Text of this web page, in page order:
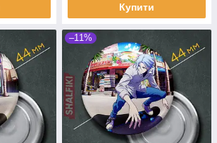
Купити
–11%